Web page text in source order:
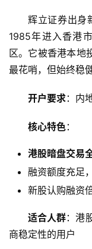
辉立证券出身
1985年进入香港
区。它被香港本地
最花哨，但始终稳
开户要求：内
核心特色：
港股暗盘交易
融资额度充足
新股认购融资
适合人群：港
商稳定性的用户